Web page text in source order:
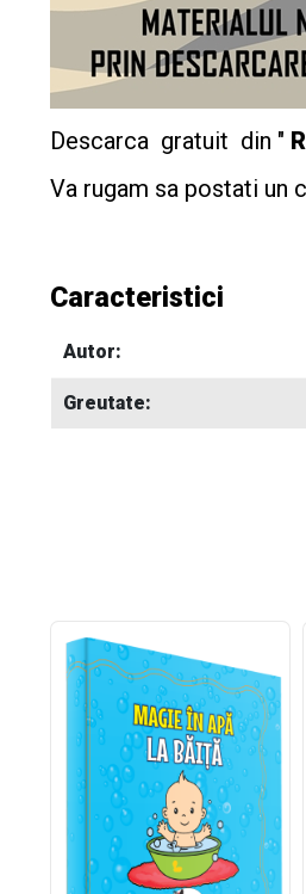
Descarca gratuit din "
Va rugam sa postati un
Caracteristici
Autor:
Greutate: